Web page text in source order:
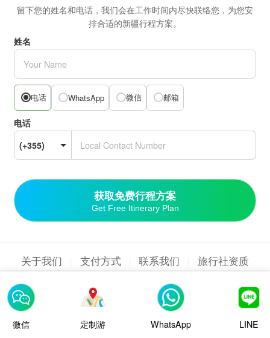
留下您的姓名和电话，我们会在工作时间内尽快联络您，为您安
排合适的新疆行程方案。
姓名
电话 WhatsApp 微信 邮箱
电话
获取免费行程方案
Get Free Itinerary Plan
关于我们 支付方式 联系我们
旅行社资质
新疆兵青假期国旅
新疆兵青假期国旅版权所有
微信 定制游 WhatsApp LINE